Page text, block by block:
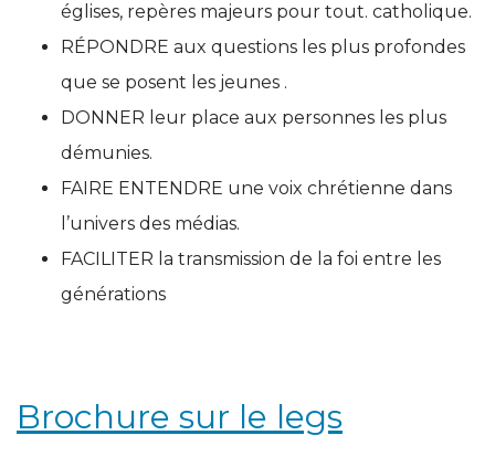
églises, repères majeurs pour tout. catholique.
RÉPONDRE aux questions les plus profondes
que se posent les jeunes .
DONNER leur place aux personnes les plus
démunies.
FAIRE ENTENDRE une voix chrétienne dans
l’univers des médias.
FACILITER la transmission de la foi entre les
générations
Brochure sur le legs